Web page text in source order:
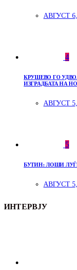
АВГУСТ 6,
4
КРУШЕВО ГО
ИЗГРАДБАТА НА
АВГУСТ 5,
5
БУТИН: ЛОШИ
АВГУСТ 5,
ИНТЕРВЈУ